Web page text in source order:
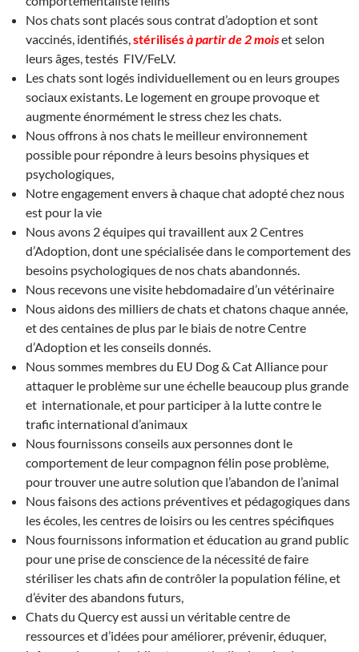
Nos chats sont placés sous contrat d’adoption et sont
vaccinés, identifiés,stérilisésà partir de 2 moiset selon
leurs âges, testés FIV/FeLV.
Les chats sont logés individuellement ou en leurs groupes
sociaux existants. Le logement en groupe provoque et
augmente énormément le stress chez les chats.
Nous offrons à nos chats le meilleur environnement
possible pour répondre à leurs besoins physiques et
psychologiques,
Notre engagement enversàchaque chat adopté chez nous
est pour la vie
Nous avons 2 équipes qui travaillent aux 2 Centres
d’Adoption, dont une spécialisée dans le comportement des
besoins psychologiques de nos chats abandonnés.
Nous recevons une visite hebdomadaire d’un vétérinaire
Nous aidons des milliers de chats et chatons chaque année,
et des centaines de plus par le biais de notre Centre
d’Adoption et les conseils donnés.
Nous sommes membres du EU Dog & Cat Alliance pour
attaquer le problème sur une échelle beaucoup plus grande
et internationale, et pour participer à la lutte contre le
trafic international d’animaux
Nous fournissons conseils aux personnes dont le
comportement de leur compagnon félin pose problème,
pour trouver une autre solution que l’abandon de l’animal
Nous faisons des actions préventives et pédagogiques dans
les écoles, les centres de loisirs ou les centres spécifiques
Nous fournissons information et éducation au grand public
pour une prise de conscience de la nécessité de faire
stériliser les chats afin de contrôler la population féline, et
d’éviter des abandons futurs,
Chats du Quercy est aussi un véritable centre de
ressources et d’idées pour améliorer, prévenir, éduquer,